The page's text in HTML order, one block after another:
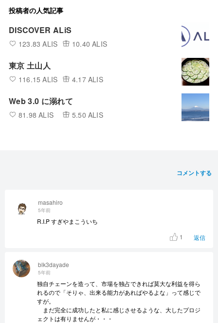
投稿者の人気記事
DISCOVER ALiS
123.83 ALIS 10.40 ALIS
東京 土山人
116.15 ALIS 4.17 ALIS
Web 3.0 に溺れて
81.98 ALIS 5.50 ALIS
コメントする
blk3dayade
5年前
独自チェーンを造って、市場を独占できれば莫大な利益を得ら
れるので「そりゃ、出来る能力があればやるよな」って感じで
すが。
まだ完全に成功したと私に感じさせるような、大したプロジ
ェクトは有りませんが・・・
masahiro
5年前
R.I.P すぎやまこういち
1
返信